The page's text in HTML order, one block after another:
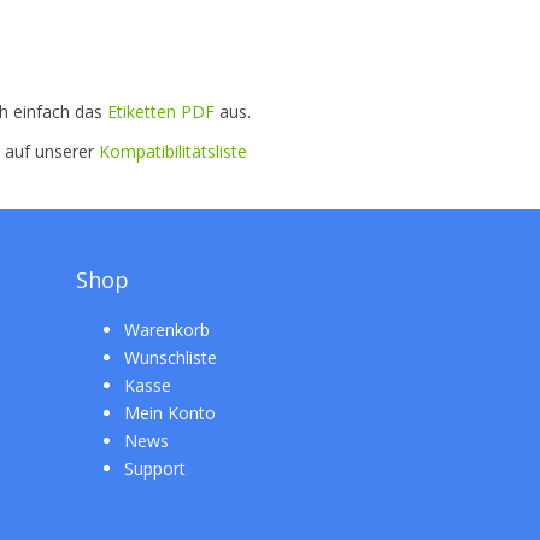
einfach das Etiketten PDF aus.
auf unserer Kompatibilitätsliste
Shop
Warenkorb
Wunschliste
Kasse
Mein Konto
News
Support